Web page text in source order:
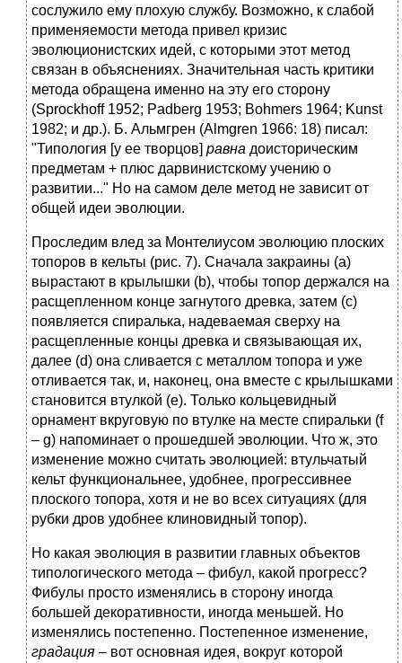
сослужило ему плохую службу. Возможно, к слабой
применяемости метода привел кризис
эволюционистских идей, с которыми этот метод
связан в объяснениях. Значительная часть критики
метода обращена именно на эту его сторону
(Sprockhoff 1952; Padberg 1953; Bohmers 1964; Kunst
1982; и др.). Б. Альмгрен (Almgren 1966: 18) писал:
"Типология [у ее творцов] равна доисторическим
предметам + плюс дарвинистскому учению о
развитии..." Но на самом деле метод не зависит от
общей идеи эволюции.
Проследим влед за Монтелиусом эволюцию плоских
топоров в кельты (рис. 7). Сначала закраины (а)
вырастают в крылышки (b), чтобы топор держался на
расщепленном конце загнутого древка, затем (c)
появляется спиралька, надеваемая сверху на
расщепленные концы древка и связывающая их,
далее (d) она сливается с металлом топора и уже
отливается так, и, наконец, она вместе с крылышками
становится втулкой (e). Только кольцевидный
орнамент вкруговую по втулке на месте спиральки (f
– g) напоминает о прошедшей эволюции. Что ж, это
изменение можно считать эволюцией: втульчатый
кельт функциональнее, удобнее, прогрессивнее
плоского топора, хотя и не во всех ситуациях (для
рубки дров удобнее клиновидный топор).
Но какая эволюция в развитии главных объектов
типологического метода – фибул, какой прогресс?
Фибулы просто изменялись в сторону иногда
большей декоративности, иногда меньшей. Но
изменялись постепенно. Постепенное изменение,
градация – вот основная идея, вокруг которой